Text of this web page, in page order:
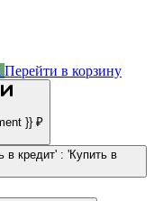
Перейти в корзину
}} ₽
в кредит' : 'Купить в